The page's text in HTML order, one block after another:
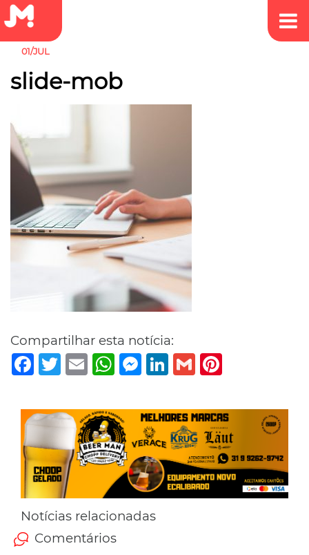
01/JUL
slide-mob
Compartilhar esta notícia:
Facebook
TwitterEmail WhatsAppMessenger
LinkedIn
Gmail
Notícias relacionadas
Comentários